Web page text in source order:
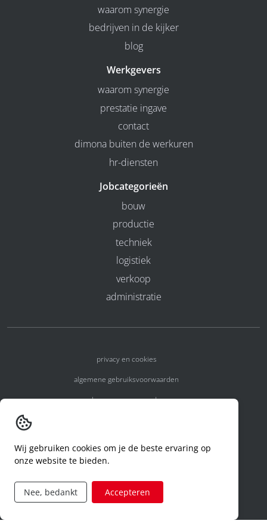
waarom synergie
bedrijven in de kijker
blog
Werkgevers
waarom synergie
prestatie ingave
contact
dimona buiten de werkuren
hr-diensten
Jobcategorieën
bouw
productie
techniek
logistiek
verkoop
administratie
privacy en cookies
algemene gebruiksvoorwaarden
algemene voorwaarden
code of conduct
aanvraag rechten ivm privacy
Wij gebruiken cookies om je de beste ervaring op
onze website te bieden.
Nee, bedankt Accepteren